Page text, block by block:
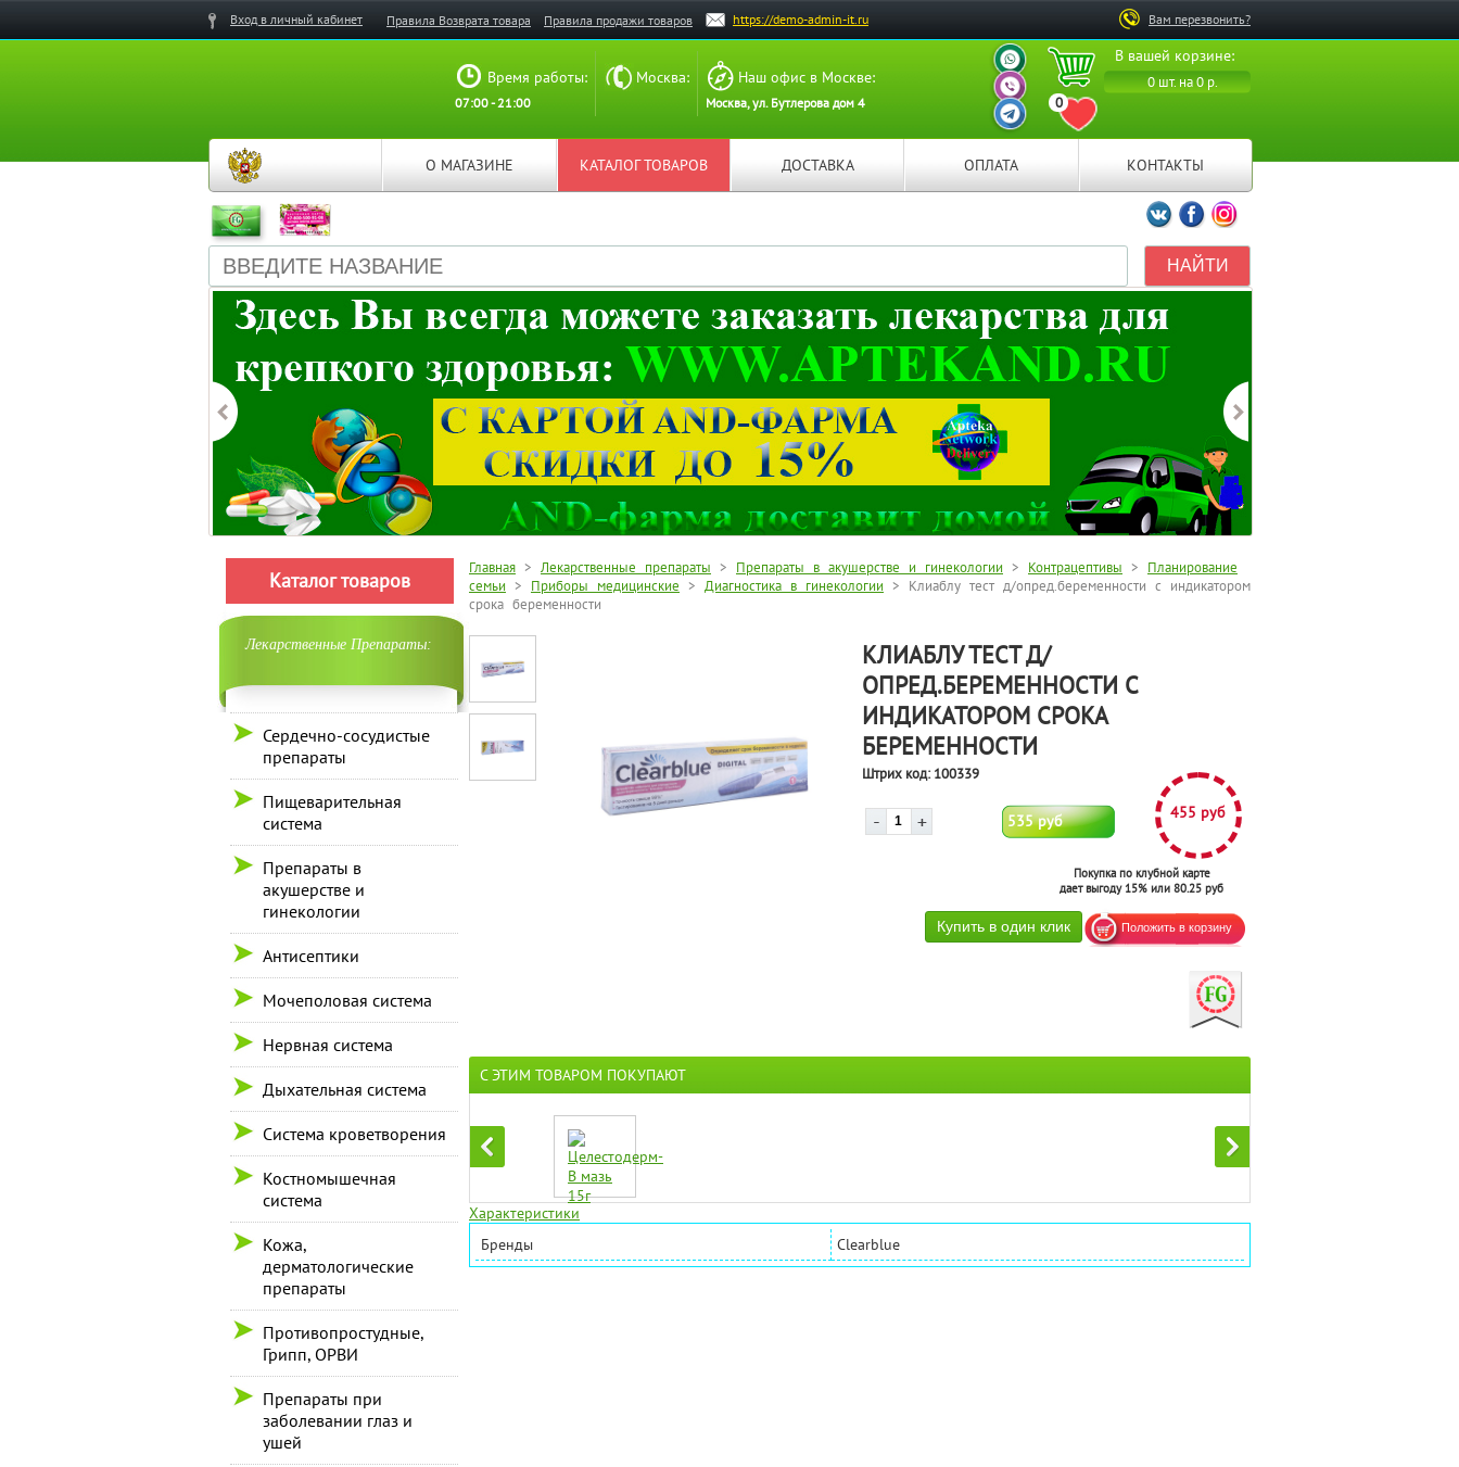
Вам перезвонить?
Вход в личный кабинет Правила Возврата товара Правила продажи товаров https://demo-admin-it.ru
В вашей корзине:
0 шт. на 0 р.
0
ПЕРЕЙТИ В ИЗБРАННОЕ
ВАШ ПЕРСОНАЛЬНЫЙ
МЕНЕДЖЕР
ВАШ ПЕРСОНАЛЬНЫЙ
МЕНЕДЖЕР
ВАШ ПЕРСОНАЛЬНЫЙ
МЕНЕДЖЕР
Время работы:
07:00 - 21:00
Москва: Наш офис в Москве:
Москва, ул. Бутлерова дом 4
О МАГАЗИНЕ КАТАЛОГ ТОВАРОВ ДОСТАВКА ОПЛАТА КОНТАКТЫ
Мы ВКонтакте
Мы на Facebook
Мы в Instagramm
Каталог товаров
Лекарственные Препараты:
Сердечно-сосудистые
препараты
Пищеварительная
система
Препараты в
акушерстве и
гинекологии
Антисептики
Мочеполовая система
Нервная система
Дыхательная система
Система кроветворения
Костномышечная
система
Кожа,
дерматологические
препараты
Противопростудные,
Грипп, ОРВИ
Препараты при
заболевании глаз и
ушей
Главная > Лекарственные препараты > Препараты в акушерстве и гинекологии > Контрацептивы > Планирование
семьи > Приборы медицинские > Диагностика в гинекологии > Клиаблу тест д/опред.беременности с индикатором
срока беременности
КЛИАБЛУ ТЕСТ Д/
ОПРЕД.БЕРЕМЕННОСТИ С
ИНДИКАТОРОМ СРОКА
БЕРЕМЕННОСТИ
Штрих код:100339
535 руб 455 руб
Покупка по клубной карте
дает выгоду 15% или 80.25 руб
С ЭТИМ ТОВАРОМ ПОКУПАЮТ
Характеристики
Бренды
Clearblue